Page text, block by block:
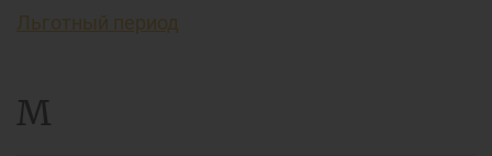
Льготный период
М